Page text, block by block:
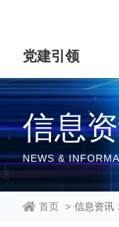
党建引领
信息
NEWS &
首页 > 信息资讯